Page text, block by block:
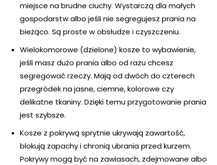
miejsce na brudne ciuchy. Wystarczą dla małych
gospodarstw albo jeśli nie segregujesz prania na
bieżąco. Są proste w obsłudze i czyszczeniu.
Wielokomorowe (dzielone) kosze to wybawienie,
jeśli masz dużo prania albo od razu chcesz
segregować rzeczy. Mają od dwóch do czterech
przegródek na jasne, ciemne, kolorowe czy
delikatne tkaniny. Dzięki temu przygotowanie prania
jest szybsze.
Kosze z pokrywą sprytnie ukrywają zawartość,
blokują zapachy i chronią ubrania przed kurzem.
Pokrywy mogą być na zawiasach, zdejmowane albo